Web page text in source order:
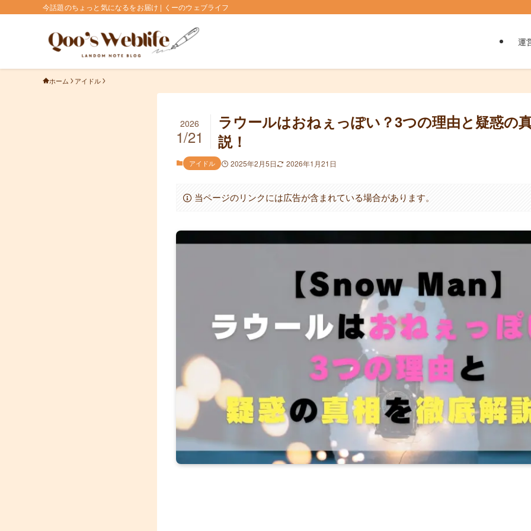
今話題のちょっと気になるをお届け | くーのウェブライフ
運
ホーム アイドル
ラウールはおねぇっぽい？3つの理由と疑惑の
説！
2026
1/21
アイドル 2025年2月5日 2026年1月21日
当ページのリンクには広告が含まれている場合があります。